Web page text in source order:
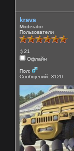
krava
Moderator
Пользователи
:) 21
Офлайн
Пол:
Сообщений: 3120